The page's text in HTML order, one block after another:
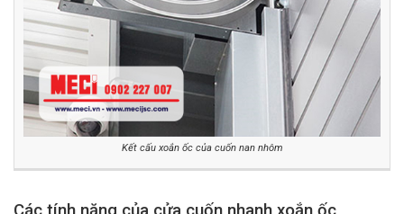
Kết cấu xoắn ốc của cuốn nan nhôm